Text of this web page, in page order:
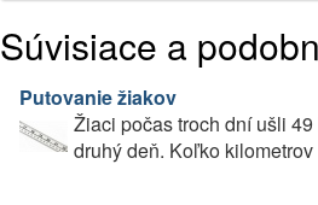
Súvisiace a
Putovanie žiakov
Žiaci počas troch dní ušli
druhý deň. Koľko